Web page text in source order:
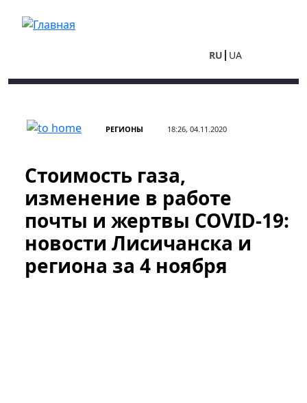
RU UA
РЕГИОНЫ 18:26, 04.11.2020
Стоимость газа,
изменение в работе
почты и жертвы COVID-19:
новости Лисичанска и
региона за 4 ноября